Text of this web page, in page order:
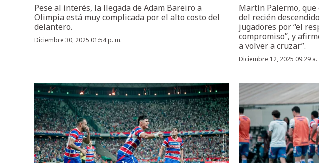
Pese al interés, la llegada de Adam Bareiro a
Olimpia está muy complicada por el alto costo del
delantero.
Diciembre 30, 2025 01:54 p. m.
Martín Palermo,
del recién
jugadores por “el
compromiso”, y
a volver a cruzar”.
Diciembre 12, 2025 09:29 a.